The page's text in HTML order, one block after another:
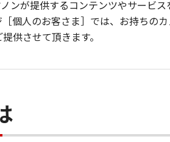
ンが提供するコンテンツやサービ
個人のお客さま］では、お持ちの
供させて頂きます。